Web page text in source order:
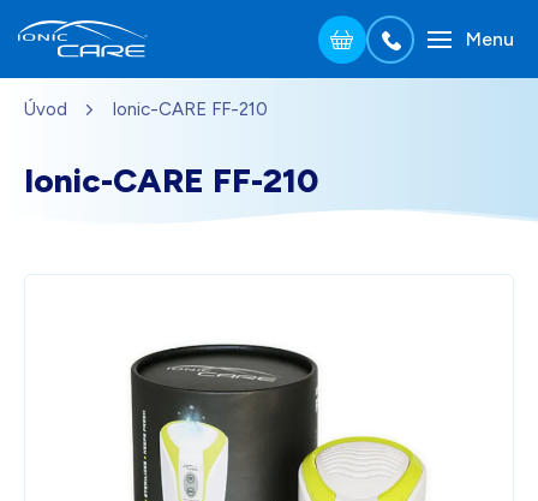
Přejít na hlavní obsah
Menu
Úvod Ionic-CARE FF-210
Ionic-CARE FF-210
Perleťově bílá
Skladem - doprava zdarma
Černá
Skladem - doprava zdarma Dárek pro vás při zadání kódu